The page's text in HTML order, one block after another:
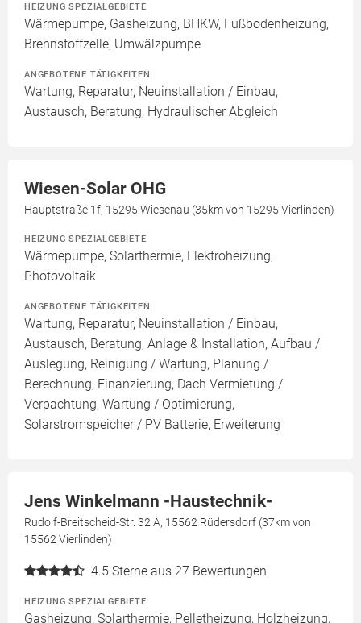
HEIZUNG SPEZIALGEBIETE
Wärmepumpe, Gasheizung, BHKW, Fußbodenheizung,
Brennstoffzelle, Umwälzpumpe
ANGEBOTENE TÄTIGKEITEN
Wartung, Reparatur, Neuinstallation / Einbau,
Austausch, Beratung, Hydraulischer Abgleich
Wiesen-Solar OHG
Hauptstraße 1f, 15295 Wiesenau (35km von 15295 Vierlinden)
HEIZUNG SPEZIALGEBIETE
Wärmepumpe, Solarthermie, Elektroheizung,
Photovoltaik
ANGEBOTENE TÄTIGKEITEN
Wartung, Reparatur, Neuinstallation / Einbau,
Austausch, Beratung, Anlage & Installation, Aufbau /
Auslegung, Reinigung / Wartung, Planung /
Berechnung, Finanzierung, Dach Vermietung /
Verpachtung, Wartung / Optimierung,
Solarstromspeicher / PV Batterie, Erweiterung
Jens Winkelmann -Haustechnik-
Rudolf-Breitscheid-Str. 32 A, 15562 Rüdersdorf (37km von
15562 Vierlinden)
4.5 Sterne aus 27 Bewertungen
HEIZUNG SPEZIALGEBIETE
Gasheizung, Solarthermie, Pelletheizung, Holzheizung,